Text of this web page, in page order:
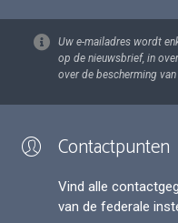
Uw e-mailadres wordt
op de nieuwsbrief, in
over de bescherming
Contactpunten
Vind alle
van de federale